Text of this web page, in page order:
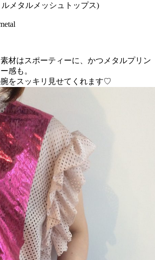
メタルメッシュトップス)
材はスポーティーに、かつメタルプリン
感も。
をスッキリ見せてくれます♡